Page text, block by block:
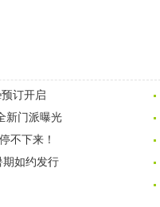
预订开启
新门派曝光
不下来！
期如约发行